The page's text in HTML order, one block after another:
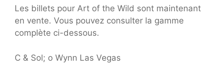
Les billets pour Art of the Wild sont maintenant
en vente. Vous pouvez consulter la gamme
complète ci-dessous.
C & Sol; o Wynn Las Vegas